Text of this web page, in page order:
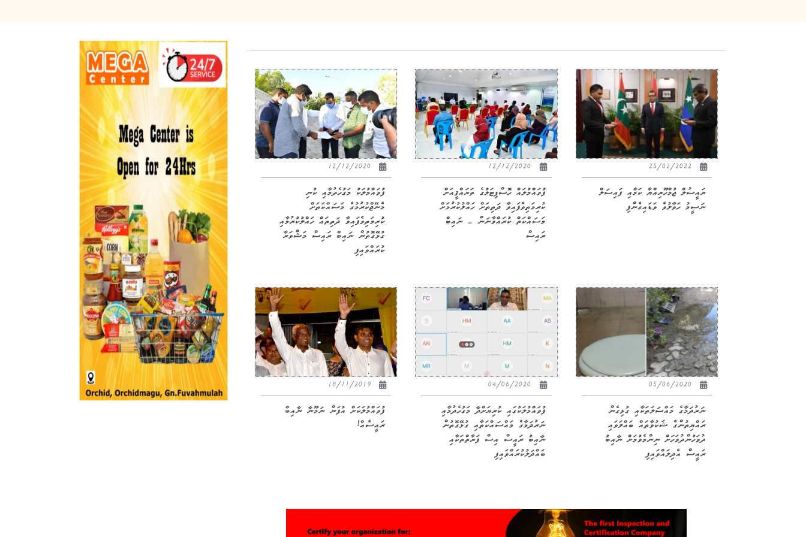
25/02/2022
ރައީސުލް ޖުމްހޫރިއްޔާ ކަމާއި ފައިސަލް
ނަސީމު ހަވާލުވެ ވަޑައިގެންފި
ފުވައްމުލައް ހޮސްޕިޓަލުގެ ތަރައްޤީއަށް
ކުރިމަތިވެފައިވާ ދަތިތަށް ހައްލުކުރުމަށް
މަސައްކަތް ކުރައްވާނަން – ނައިބް
ރައިސް
12/12/2020
ފުވައްމުލަކު މަގުހެދުމާއި ކުނި
މެނޭޖްކުރުމުގެ މަސައްކަތަށް
ކުރިމަތިވެފައިވާ ދަތިތައް ހައްލުކުރުމާއި
ގުޅޭގޮތުން ނައިބް ރައިސް މަޝްވަރާ
ކުރައްވައިފި
05/06/2020
ނަރުދަމާގެ މައްސަލަތަކާއި ގުޅިގެން
ރައްޔިތުންގެ ޝަކުވާތައް ބައްލަވައި
ދުވަހުންދުވަހަށް ނިންމެވުމަށް ނާއިބު
ރައީސް އެދިލައްވައިފި
ފުވައްމުލަކުގައި ކުރިޔަށްދާ މަގުހެދުމާއި
ނަރުދަމާގެ މައްސައްކަތާއި ގުޅޭގޮތުން
ނާއިބު ރައީސް އިސް ފަރާތްތަކާއި
ބައްދަލުކުރައްވައިފި
18/11/2019
ފުވައްމުލަކަށް އުފަން ނަމޫނާ ނާއިބް
ރައީސެއް!